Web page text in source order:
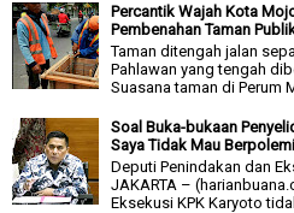
Percantik Wajah Kota
Pembenahan Taman
Taman ditengah jalan
Pahlawan yang tengah
Suasana taman di Perum
Soal Buka-bukaan
Saya Tidak Mau
Deputi Penindakan dan
JAKARTA –
Eksekusi KPK Karyoto